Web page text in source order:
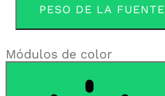
PESO DE LA FUENTE
Módulos de color